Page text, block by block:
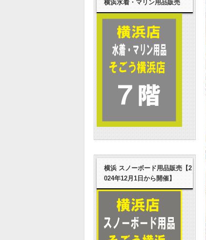
横浜水着・マリン用品販売
横浜 スノーボード用品販売【2
024年12月1日から開催】